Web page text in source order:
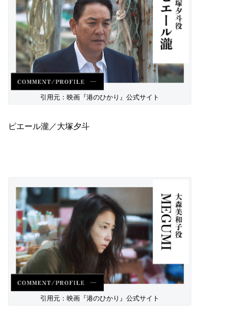
引用元：映画『港のひかり』公式サイト
ピエール瀧／大塚夕斗
引用元：映画『港のひかり』公式サイト